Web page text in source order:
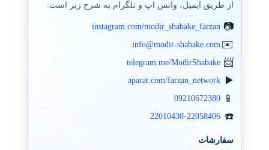
از طریق ایمیل، واتس اپ و تلگرام به شرح زیر است:
instagram.com/modir_shabake_farzan
info@modir-shabake.com
telegram.me/ModirShabake
aparat.com/farzan_network
09210672380
22010430-22058406
سفارشات